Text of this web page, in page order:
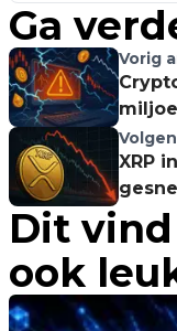
Ga
Vorig
XRP
Dit
ook